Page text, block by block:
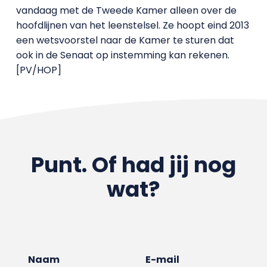
vandaag met de Tweede Kamer alleen over de
hoofdlijnen van het leenstelsel. Ze hoopt eind 2013
een wetsvoorstel naar de Kamer te sturen dat
ook in de Senaat op instemming kan rekenen.
[PV/HOP]
Punt. Of had jij nog
wat?
Naam E-mail